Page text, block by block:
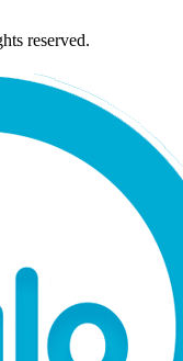
reserved.